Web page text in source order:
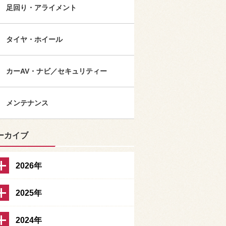
足回り・アライメント
タイヤ・ホイール
カーAV・ナビ／セキュリティー
メンテナンス
カイブ
2026年
2025年
2024年